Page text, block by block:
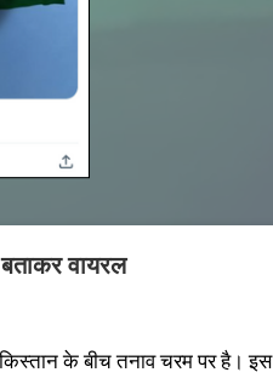
वायरल
के बीच तनाव चरम पर है। इस